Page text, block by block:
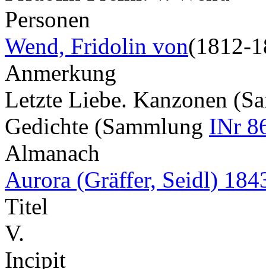
Personen
Wend, Fridolin von(1812-
Anmerkung
Letzte Liebe. Kanzonen
Gedichte (Sammlung INr
Almanach
Aurora (Gräffer, Seidl)
Titel
V.
Incipit